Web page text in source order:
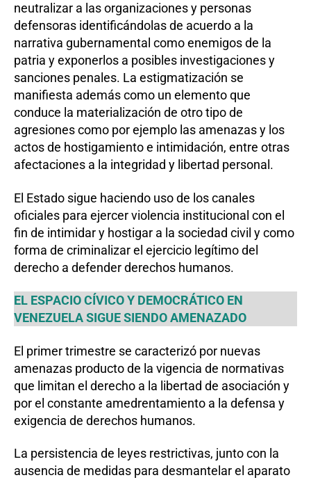
neutralizar a las organizaciones y personas
defensoras identificándolas de acuerdo a la
narrativa gubernamental como enemigos de la
patria y exponerlos a posibles investigaciones y
sanciones penales. La estigmatización se
manifiesta además como un elemento que
conduce la materialización de otro tipo de
agresiones como por ejemplo las amenazas y los
actos de hostigamiento e intimidación, entre otras
afectaciones a la integridad y libertad personal.
El Estado sigue haciendo uso de los canales
oficiales para ejercer violencia institucional con el
fin de intimidar y hostigar a la sociedad civil y como
forma de criminalizar el ejercicio legítimo del
derecho a defender derechos humanos.
EL ESPACIO CÍVICO Y DEMOCRÁTICO EN
VENEZUELA SIGUE SIENDO AMENAZADO
El primer trimestre se caracterizó por nuevas
amenazas producto de la vigencia de normativas
que limitan el derecho a la libertad de asociación y
por el constante amedrentamiento a la defensa y
exigencia de derechos humanos.
La persistencia de leyes restrictivas, junto con la
ausencia de medidas para desmantelar el aparato